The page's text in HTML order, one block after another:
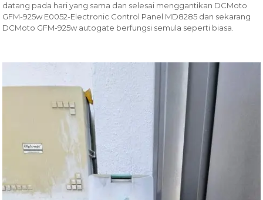
datang pada hari yang sama dan selesai menggantikan DCMoto
GFM-925w E0052-Electronic Control Panel MD8285 dan sekarang
DCMoto GFM-925w autogate berfungsi semula seperti biasa.